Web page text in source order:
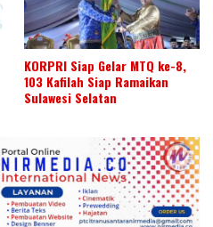
KORPRI Siap Gelar MTQ ke-8,
103 Kafilah Siap Ramaikan
Sulawesi Selatan